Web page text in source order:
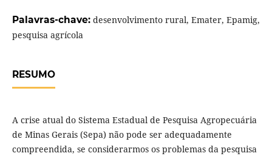
Palavras-chave: desenvolvimento rural, Emater, Epamig,
pesquisa agrícola
RESUMO
A crise atual do Sistema Estadual de Pesquisa Agropecuária
de Minas Gerais (Sepa) não pode ser adequadamente
compreendida, se considerarmos os problemas da pesquisa